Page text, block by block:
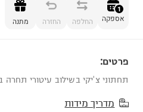
1
אספקה החלפה החזרה מתנה
פרטים:
תחתוני צ'יקי בשילוב עיטורי תחרה
מדריך מידות